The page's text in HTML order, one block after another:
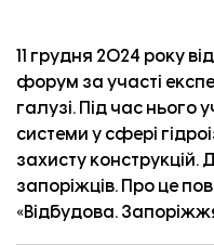
11 грудня 2024 року
форум за участі
галузі. Під час нього
системи у сфері
захисту
запоріжців. Про це
«Відбудова.